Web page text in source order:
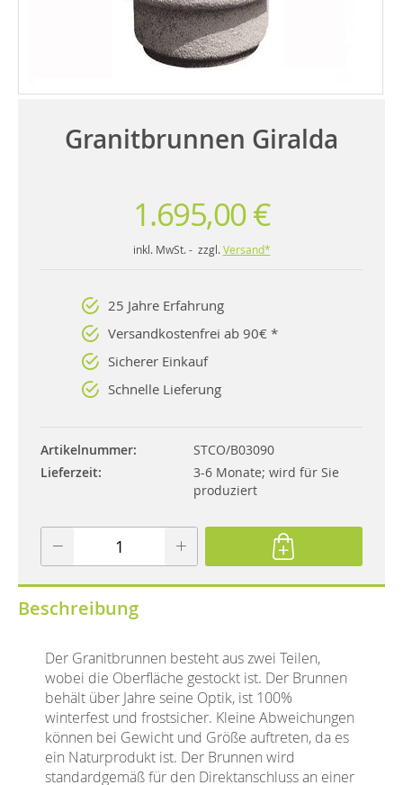
Granitbrunnen Giralda
1.695,00 €
inkl. MwSt. - zzgl. Versand*
25 Jahre Erfahrung
Versandkostenfrei ab 90€ *
Sicherer Einkauf
Schnelle Lieferung
Artikelnummer
STCO/B03090
Lieferzeit
3-6 Monate; wird für Sie
produziert
Beschreibung
Der Granitbrunnen besteht aus zwei Teilen,
wobei die Oberfläche gestockt ist. Der Brunnen
behält über Jahre seine Optik, ist 100%
winterfest und frostsicher. Kleine Abweichungen
können bei Gewicht und Größe auftreten, da es
ein Naturprodukt ist. Der Brunnen wird
standardgemäß für den Direktanschluss an einer